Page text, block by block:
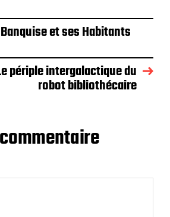
et ses Habitants
périple intergalactique du
robot bibliothécaire